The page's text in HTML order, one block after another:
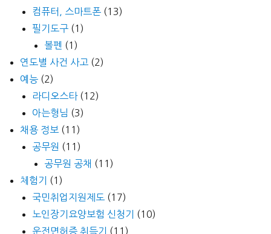
컴퓨터, 스마트폰 (13)
필기도구 (1)
볼펜 (1)
연도별 사건 사고 (2)
예능 (2)
라디오스타(12)
아는형님 (3)
채용 정보 (11)
공무원 (11)
공무원 공채 (11)
체험기
(1)
국민취업지원제도 (17)
노인장기요양보험 신청기
(10)
운전면허증 취득기
(11)